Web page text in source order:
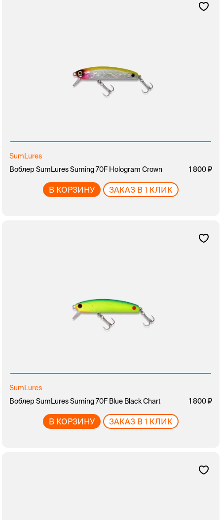
SumLures
Воблер SumLures Suming 70F Hologram Crown
1 800
В КОРЗИНУ ЗАКАЗ В 1 КЛИК
SumLures
Воблер SumLures Suming 70F Blue Black Chart
1 800
В КОРЗИНУ ЗАКАЗ В 1 КЛИК